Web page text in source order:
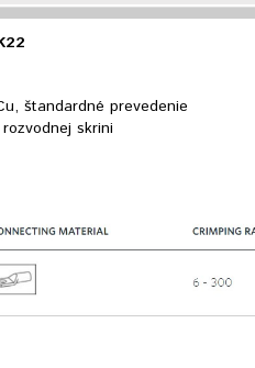
štandardné prevedenie
skrini